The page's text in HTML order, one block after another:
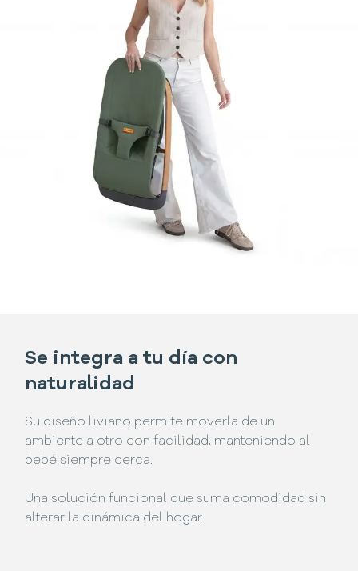
Se integra a tu día con
naturalidad
Su diseño liviano permite moverla de un
ambiente a otro con facilidad, manteniendo al
bebé siempre cerca.
Una solución funcional que suma comodidad sin
alterar la dinámica del hogar.